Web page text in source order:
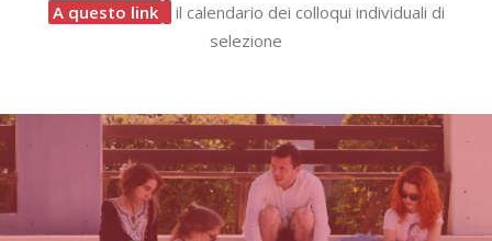
A questo link
il calendario dei colloqui individuali di
selezione